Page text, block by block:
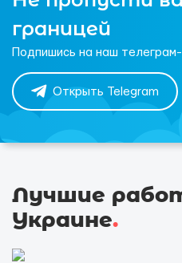
границей
Подпишись на наш
Открыть Telegram
Лучшие
Украине.